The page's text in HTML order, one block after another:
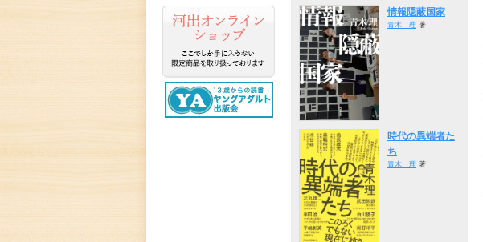
情報隠蔽国家
青木 理 著
時代の異端者た
ち
青木 理 著